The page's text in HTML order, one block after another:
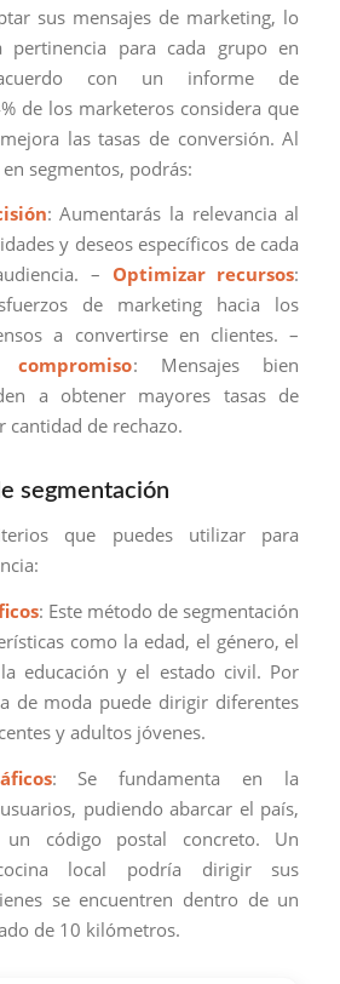
sus mensajes de marketing, lo
pertinencia para cada grupo en
con un informe de
de los marketeros considera que
las tasas de conversión. Al
segmentos, podrás:
: Aumentarás la relevancia al
y deseos específicos de cada
– Optimizar recursos:
de marketing hacia los
a convertirse en clientes. –
: Mensajes bien
a obtener mayores tasas de
cantidad de rechazo.
segmentación
que puedes utilizar para
: Este método de segmentación
como la edad, el género, el
educación y el estado civil. Por
de moda puede dirigir diferentes
y adultos jóvenes.
: Se fundamenta en la
pudiendo abarcar el país,
código postal concreto. Un
local podría dirigir sus
se encuentren dentro de un
de 10 kilómetros.